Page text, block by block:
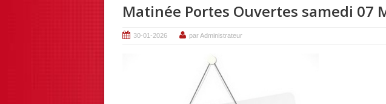
Matinée Portes Ouvertes samedi 07
30-01-2026 par Administrateur